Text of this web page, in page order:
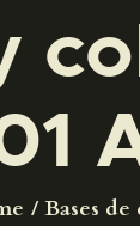
Bases de